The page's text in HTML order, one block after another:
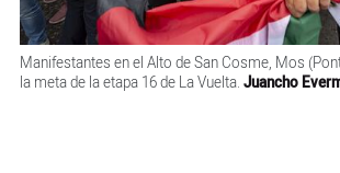
Manifestantes en el Alto de San Cosme, Mos
la meta de la etapa 16 de La Vuelta. Juancho